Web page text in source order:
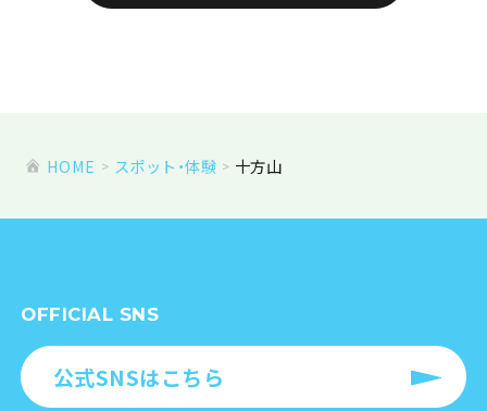
HOME スポット・体験 十方山
OFFICIAL SNS
公式SNSはこちら